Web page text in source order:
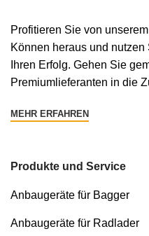
Profitieren Sie von
Können heraus und
Ihren Erfolg. Gehen Sie
Premiumlieferanten in die
MEHR ERFAHREN
Produkte und Service
Anbaugeräte für Bagger
Anbaugeräte für Radlader